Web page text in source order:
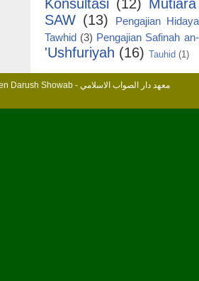
Konsultasi (12)
SAW (13)
Pengajian
Tawhid (3) Pengajian Safinah
'Ushfuriyah (16) Tauhid (1)
Pesantren Darush Showab - معهد دار الصواب الاسلامي